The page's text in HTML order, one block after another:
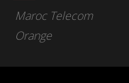
Maroc Telecom
Orange